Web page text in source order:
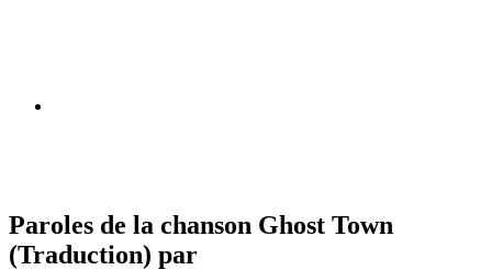
Paroles de la chanson Ghost Town
(Traduction) par